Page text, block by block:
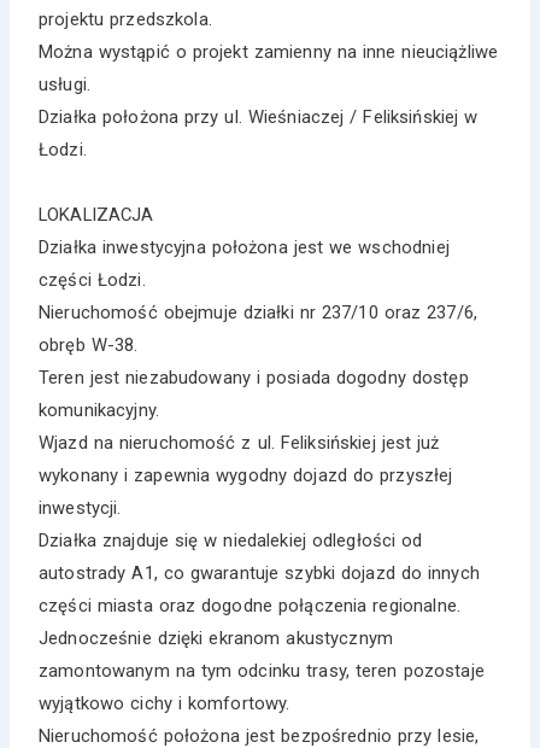
projektu przedszkola.
Można wystąpić o projekt zamienny na inne nieuciążliwe
usługi.
Działka położona przy ul. Wieśniaczej / Feliksińskiej w
Łodzi.
LOKALIZACJA
Działka inwestycyjna położona jest we wschodniej
części Łodzi.
Nieruchomość obejmuje działki nr 237/10 oraz 237/6,
obręb W-38.
Teren jest niezabudowany i posiada dogodny dostęp
komunikacyjny.
Wjazd na nieruchomość z ul. Feliksińskiej jest już
wykonany i zapewnia wygodny dojazd do przyszłej
inwestycji.
Działka znajduje się w niedalekiej odległości od
autostrady A1, co gwarantuje szybki dojazd do innych
części miasta oraz dogodne połączenia regionalne.
Jednocześnie dzięki ekranom akustycznym
zamontowanym na tym odcinku trasy, teren pozostaje
wyjątkowo cichy i komfortowy.
Nieruchomość położona jest bezpośrednio przy lesie,